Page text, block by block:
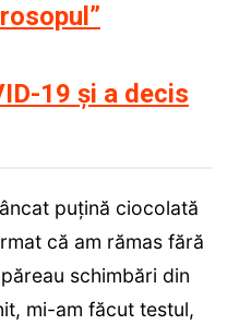
19 și a decis
puțină ciocolată
că am rămas fără
schimbări din
mi-am făcut testul,